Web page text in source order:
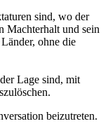
sind, wo der
Machterhalt und sein
ohne die
Lage sind, mit
beizutreten.